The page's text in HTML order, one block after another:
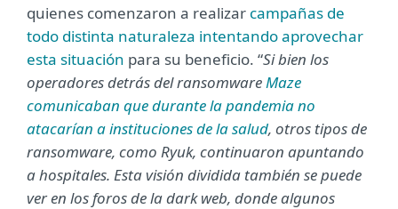
quienes comenzaron a realizar campañas de
todo distinta naturaleza intentando aprovechar
esta situación para su beneficio. “Si bien los
operadores detrás del ransomwareMaze
comunicaban que durante la pandemia no
atacarían a instituciones de la salud, otros tipos de
ransomware, como Ryuk, continuaron apuntando
a hospitales. Esta visión dividida también se puede
ver en los foros de la dark web, donde algunos